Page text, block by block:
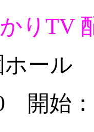
りTV
ール
開始